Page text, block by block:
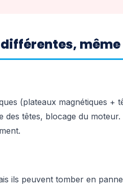
différentes,
(plateaux magnétiques +
têtes, blocage du
ils peuvent tomber en